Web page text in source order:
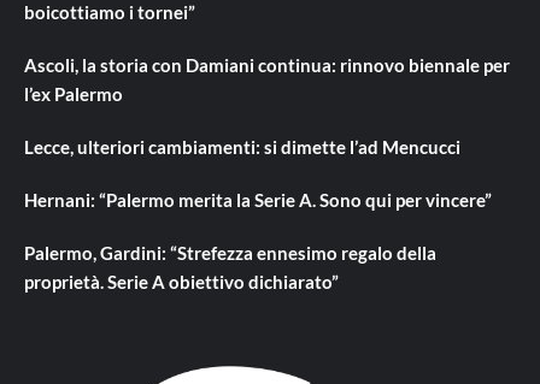
boicottiamo i tornei”
Ascoli, la storia con Damiani continua: rinnovo biennale per
l’ex Palermo
Lecce, ulteriori cambiamenti: si dimette l’ad Mencucci
Hernani: “Palermo merita la Serie A. Sono qui per vincere”
Palermo, Gardini: “Strefezza ennesimo regalo della
proprietà. Serie A obiettivo dichiarato”